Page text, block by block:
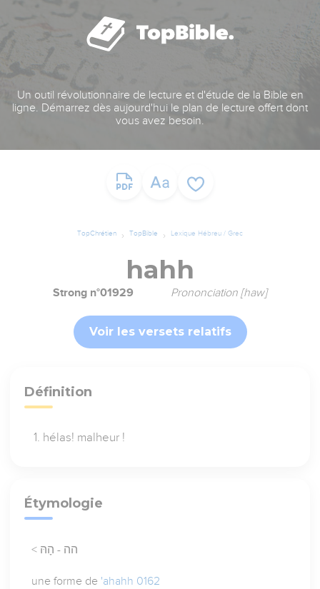
Un outil révolutionnaire de lecture et d'étude de la Bible en
ligne. Démarrez dès aujourd'hui le plan de lecture offert dont
vous avez besoin.
TopChrétien TopBible Lexique Hébreu / Grec
hahh
Strong n°01929 Prononciation [haw]
Voir les versets relatifs
Définition
hélas! malheur !
Étymologie
< הה - הָהּ
une forme de 'ahahh 0162